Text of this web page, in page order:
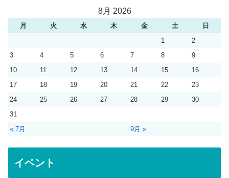
8月 2026
月 火 水 木 金 土
日
1
2
3
4 5 6 7 8
9
10
11 12 13 14 15
16
17
18 19 20 21 22
23
24
25 26 27 28 29
30
31
« 7月
9月 »
イベント